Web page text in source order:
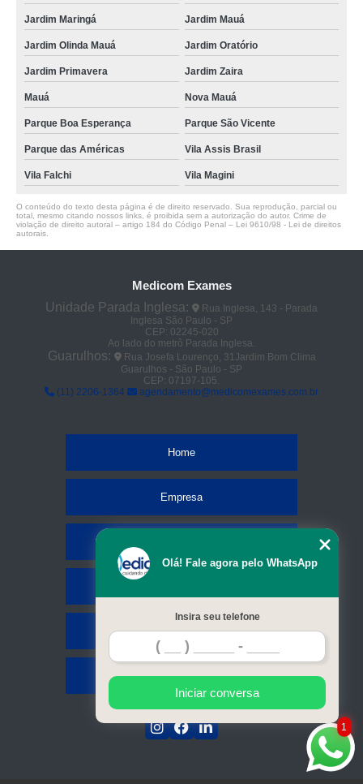
Jardim Maringá Jardim Mauá
Jardim Olinda Mauá Jardim Oratório
Jardim Primavera Jardim Zaira
Mauá Nova Mauá
Parque Boa Esperança Parque São Vicente
Parque das Américas Vila Assis Brasil
Vila Falchi Vila Magini
O conteúdo do texto desta página é de direito reservado. Sua reprodução, parcial ou
total, mesmo citando nossos links, é proibida sem a autorização do autor. Crime de
violação de direito autoral – artigo 184 do Código Penal – Lei 9610/98 - Lei de direitos
autorais
Medicom Exames
Unidade Parada Inglesa:
Rua Inglesa, 143 - Parada
Inglesa São Paulo - SP
CEP: 02245-020
Ao lado do metrô Parada Inglesa.
Guarulhos:
Rua Josefa Lourenço, 31Jardim Bom Clima
Guarulhos - São Paulo - SP
CEP: 07197-105.
(11) 2206-1364
agendamento@medicomexames.com.br
Home
Empresa
Contato
Mapa do site
1
Olá! Fale agora pelo WhatsApp
Insira seu telefone
Iniciar conversa